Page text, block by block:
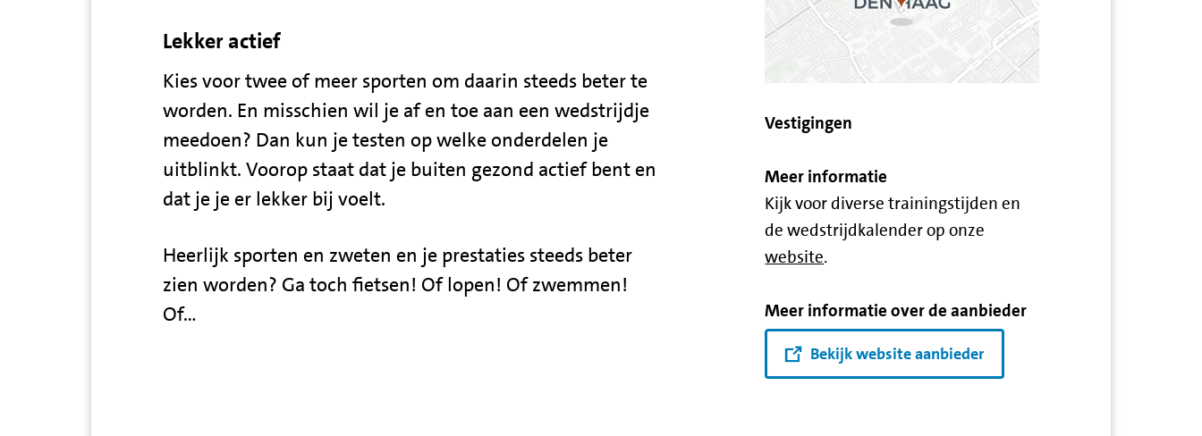
Lekker actief
Kies voor twee of meer sporten om daarin steeds beter te
worden. En misschien wil je af en toe aan een wedstrijdje
meedoen? Dan kun je testen op welke onderdelen je
uitblinkt. Voorop staat dat je buiten gezond actief bent en
dat je je er lekker bij voelt.
Heerlijk sporten en zweten en je prestaties steeds beter
zien worden? Ga toch fietsen! Of lopen! Of zwemmen!
Of…
Vestigingen
Meer informatie
Kijk voor diverse trainingstijden en
de wedstrijdkalender op onze
website.
Meer informatie over de aanbieder
Bekijk website aanbieder